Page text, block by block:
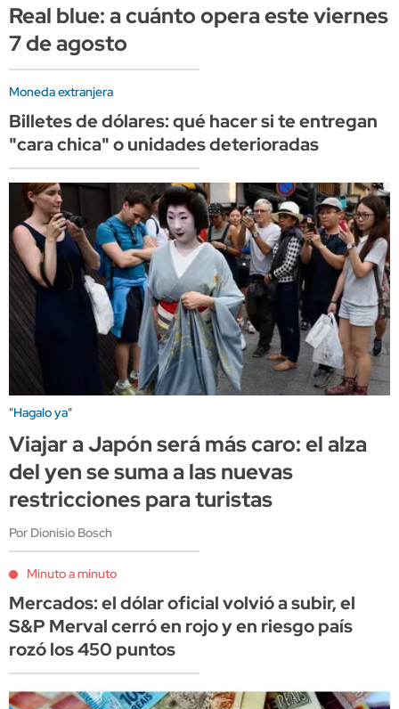
Real blue: a cuánto opera este viernes
7 de agosto
Moneda extranjera
Billetes de dólares: qué hacer si te entregan
"cara chica" o unidades deterioradas
"Hagalo ya"
Viajar a Japón será más caro: el alza
del yen se suma a las nuevas
restricciones para turistas
Por Dionisio Bosch
Minuto a minuto
Mercados: el dólar oficial volvió a subir, el
S&P Merval cerró en rojo y en riesgo país
rozó los 450 puntos